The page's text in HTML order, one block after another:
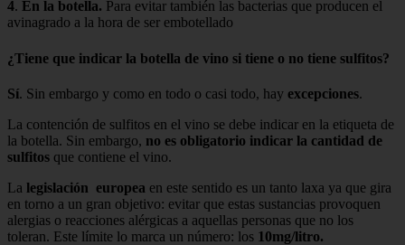
4. En la botella. Para evitar también las bacterias que producen el
avinagrado a la hora de ser embotellado
¿Tiene que indicar la botella de vino si tiene o no tiene sulfitos?
Sí. Sin embargo y como en todo o casi todo, hay excepciones.
La contención de sulfitos en el vino se debe indicar en la etiqueta de
la botella. Sin embargo, no es obligatorio indicar la cantidad de
sulfitos que contiene el vino.
La legislación europea en este sentido es un tanto laxa ya que gira
en torno a un gran objetivo: evitar que estas sustancias provoquen
alergias o reacciones alérgicas a aquellas personas que no los
toleran. Este límite lo marca un número: los 10mg/litro.